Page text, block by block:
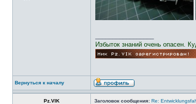
Избыток знаний очень опасен.
Вернуться к началу
Pz.VIK Заголовок сообщения: Re: